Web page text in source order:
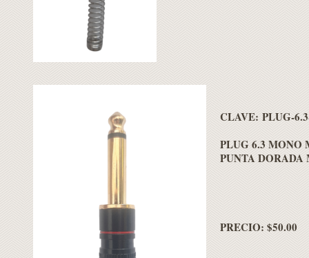
CLAVE: PLUG-
PLUG 6.3 MONO
PUNTA
PRECIO: $50.00